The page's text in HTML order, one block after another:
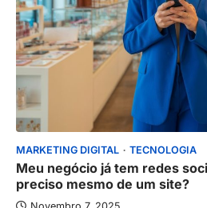
MARKETING DIGITAL TECNOLOGIA
Meu negócio já tem redes
preciso mesmo de um site?